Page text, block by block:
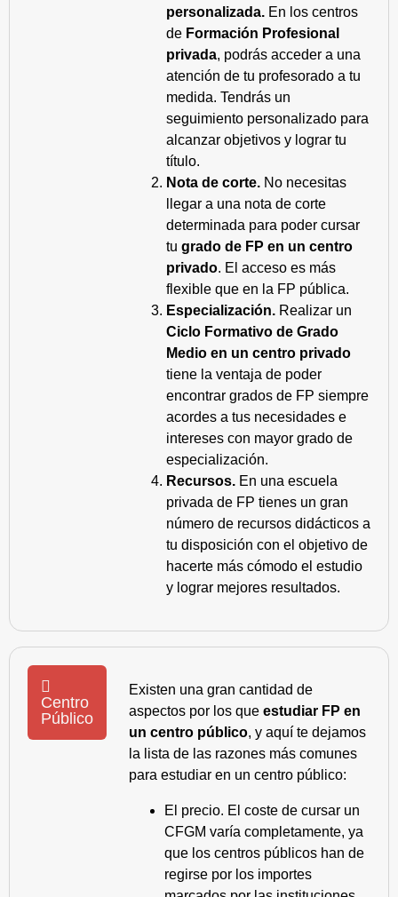
personalizada. En los centros
de Formación Profesional
privada, podrás acceder a una
atención de tu profesorado a tu
medida. Tendrás un
seguimiento personalizado para
alcanzar objetivos y lograr tu
título.
Nota de corte. No necesitas
llegar a una nota de corte
determinada para poder cursar
tu grado de FP en un centro
privado. El acceso es más
flexible que en la FP pública.
Especialización. Realizar un
Ciclo Formativo de Grado
Medio en un centro privado
tiene la ventaja de poder
encontrar grados de FP siempre
acordes a tus necesidades e
intereses con mayor grado de
especialización.
Recursos. En una escuela
privada de FP tienes un gran
número de recursos didácticos a
tu disposición con el objetivo de
hacerte más cómodo el estudio
y lograr mejores resultados.
Centro
Público
Existen una gran cantidad de
aspectos por los que estudiar FP en
un centro público, y aquí te dejamos
la lista de las razones más comunes
para estudiar en un centro público:
El precio. El coste de cursar un
CFGM varía completamente, ya
que los centros públicos han de
regirse por los importes